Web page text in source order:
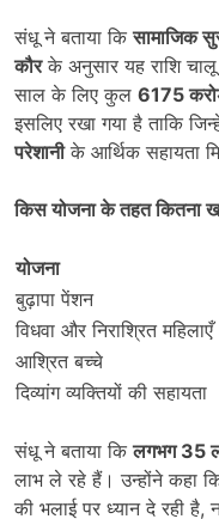
संधू ने बताया किसामाजिक
कौरके अनुसार यह राशि चालू
साल के लिए कुल 6175
इसलिए रखा गया है ताकि
परेशानीके आर्थिक सहायता
किस योजना के तहत कितना
योजना
बुढ़ापा पेंशन
विधवा और निराश्रित महिलाएँ
आश्रित बच्चे
दिव्यांग व्यक्तियों की सहायता
संधू ने बताया किलगभग35
लाभ ले रहे हैं। उन्होंने कहा
की भलाई पर ध्यान दे रही